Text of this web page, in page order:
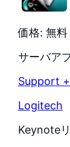
価格: 無料
サーバア
Support
Logitech
Keynote